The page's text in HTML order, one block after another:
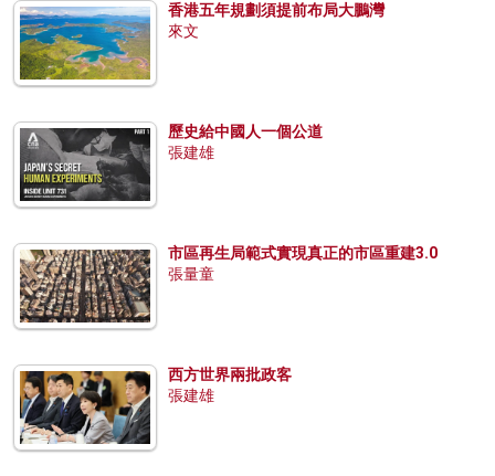
香港五年規劃須提前布局大鵬灣
來文
歷史給中國人一個公道
張建雄
市區再生局範式實現真正的市區重建3.0
張量童
西方世界兩批政客
張建雄